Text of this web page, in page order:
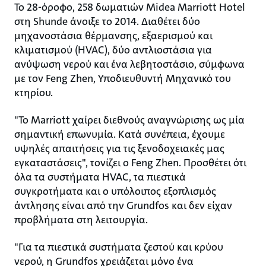
Το 28-όροφο, 258 δωματιών Midea Marriott Hotel
στη Shunde άνοιξε το 2014. Διαθέτει δύο
μηχανοστάσια θέρμανσης, εξαερισμού και
κλιματισμού (HVAC), δύο αντλιοστάσια για
ανύψωση νερού και ένα λεβητοστάσιο, σύμφωνα
με τον Feng Zhen, Υποδιευθυντή Μηχανικό του
κτηρίου.
"Το Marriott χαίρει διεθνούς αναγνώρισης ως μία
σημαντική επωνυμία. Κατά συνέπεια, έχουμε
υψηλές απαιτήσεις για τις ξενοδοχειακές μας
εγκαταστάσεις", τονίζει ο Feng Zhen. Προσθέτει ότι
όλα τα συστήματα HVAC, τα πιεστικά
συγκροτήματα και ο υπόλοιπος εξοπλισμός
άντλησης είναι από την Grundfos και δεν είχαν
προβλήματα στη λειτουργία.
"Για τα πιεστικά συστήματα ζεστού και κρύου
νερού, η Grundfos χρειάζεται μόνο ένα